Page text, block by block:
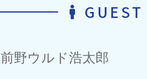
GUEST
前野ウルド浩太郎